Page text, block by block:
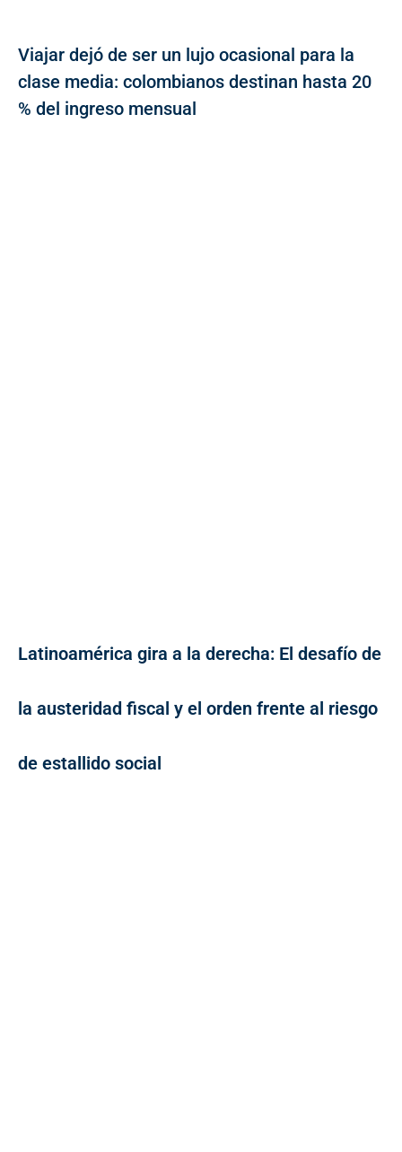
Viajar dejó de ser un lujo ocasional para la
clase media: colombianos destinan hasta 20
% del ingreso mensual
Latinoamérica gira a la derecha: El desafío de
la austeridad fiscal y el orden frente al riesgo
de estallido social